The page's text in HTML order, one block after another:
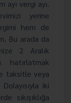
ayı vergi ayı.
yerine
hem de
Bu arada da
2 Aralık
hatırlatmak
taksitle veya
iki
sıkışıklığa